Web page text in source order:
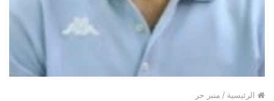
الرئيسية / منبر حر